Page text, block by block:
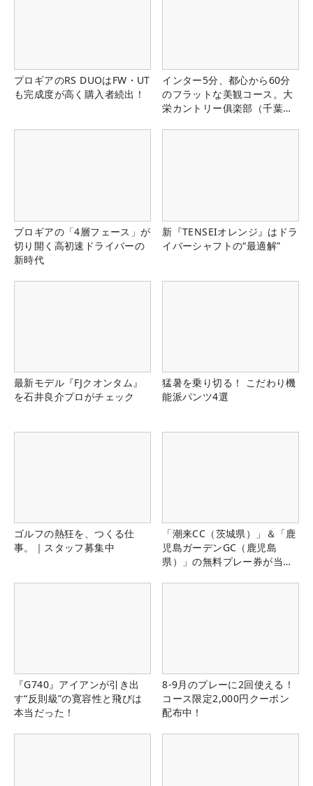
プロギアのRS DUOはFW・UT
も完成度が高く購入者続出！
インター5分、都心から60分
のフラットな美観コース。大
栄カントリー俱楽部（千葉
プロギアの「4層フェース」が
切り開く高初速ドライバーの
新時代
新『TENSEIオレンジ』はドラ
イバーシャフトの“最適解”
最新モデル『FJクオンタム』
を石井良介プロがチェック
猛暑を乗り切る！ こだわり機
能派パンツ4選
ゴルフの熱狂を、つくる仕
事。｜スタッフ募集中
「潮来CC（茨城県）」＆「鹿
児島ガーデンGC（鹿児島
県）」の無料プレー券が当た
『G740』アイアンが引き出
す“反則級”の寛容性と飛びは
本当だった！
8-9月のプレーに2回使える！
コース限定2,000円クーポン
配布中！